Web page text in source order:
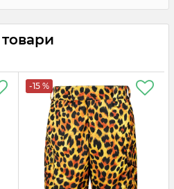
-15 %